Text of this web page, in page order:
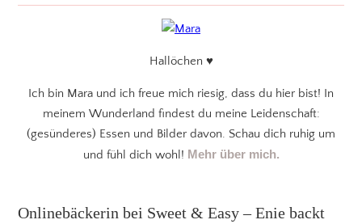
Hallöchen ♥
Ich bin Mara und ich freue mich riesig, dass du hier bist! In
meinem Wunderland findest du meine Leidenschaft:
(gesünderes) Essen und Bilder davon. Schau dich ruhig um
und fühl dich wohl! Mehr über mich.
Onlinebäckerin bei Sweet & Easy – Enie backt